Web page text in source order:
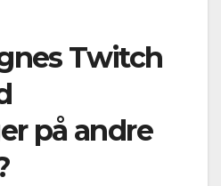
Twitch
på andre